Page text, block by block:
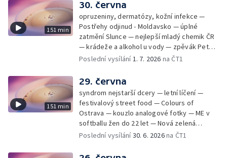
151 min
30. června
opruzeniny, dermatózy, kožní infekce —
Postřehy odjinud - Moldavsko — úplné
zatmění Slunce — nejlepší mladý chemik ČR
— krádeže a alkohol u vody — zpěvák Peter
Cmorik
Poslední vysílání1. 7. 2026 na ČT1
151 min
29. června
syndrom nejstarší dcery — letní líčení —
festivalový street food — Colours of
Ostrava — kouzlo analogové fotky — ME v
softballu žen do 22 let — Nová zelená
úsporám — Global Teacher Prize Czech
Poslední vysílání30. 6. 2026na ČT1